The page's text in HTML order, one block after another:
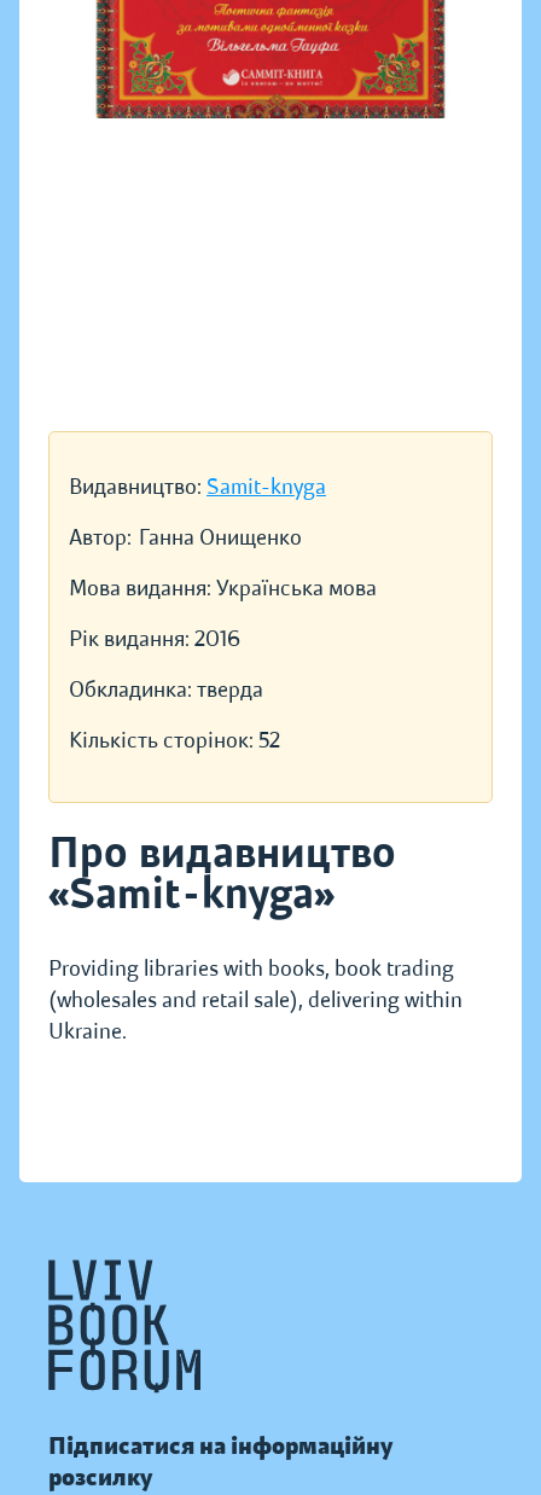
Видавництво: Samit-knyga
Автор: Ганна Онищенко
Мова видання: Українська мова
Рік видання: 2016
Обкладинка: тверда
Кількість сторінок: 52
Про видавництво
«Samit-knyga»
Providing libraries with books, book trading
(wholesales and retail sale), delivering within
Ukraine.
Підписатися на інформаційну
розсилку